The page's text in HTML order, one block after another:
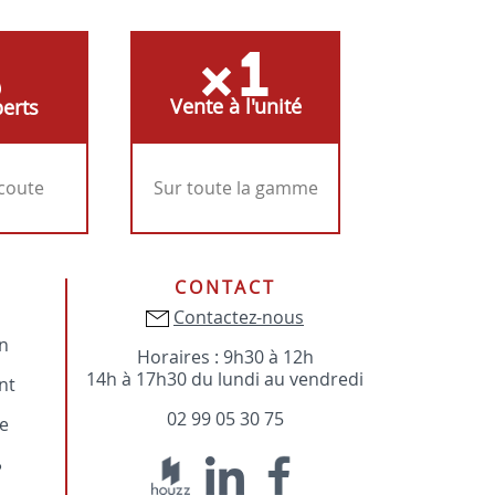
Vente à l'unité
Sur toute la gamme
CONTACT
Contactez-nous
Horaires : 9h30 à 12h
14h à 17h30 du lundi au vendredi
02 99 05 30 75